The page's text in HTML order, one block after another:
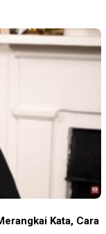
Kata, Cara